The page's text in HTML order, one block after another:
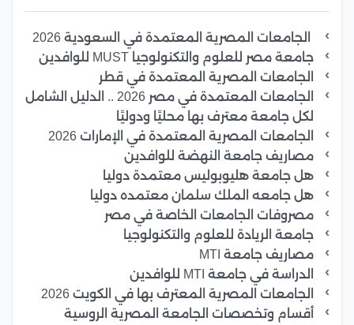
الجامعات المصرية المعتمدة في السعودية 2026
جامعة مصر للعلوم والتكنولوجيا MUST للوافدين
الجامعات المصرية المعتمدة في قطر
الجامعات المعتمدة في مصر 2026 .. الدليل الشامل
لكل جامعة معترف بها محليًا ودوليًا
الجامعات المصرية المعتمدة في الإمارات 2026
مصاريف جامعة النهضة للوافدين
هل جامعة هليوبوليس معتمدة دوليا
هل جامعه الملك سلمان معتمده دوليا
مصروفات الجامعات الخاصة في مصر
جامعة الريادة للعلوم والتكنولوجيا
مصاريف جامعة MTI
الدراسة في جامعة MTI للوافدين
الجامعات المصرية المعترف بها في الكويت 2026
أقسام وتخصصات الجامعة المصرية الروسية